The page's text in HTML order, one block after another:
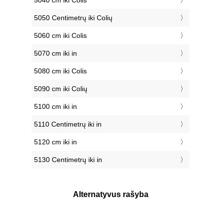
5050 Centimetrų iki Colių
5060 cm iki Colis
5070 cm iki in
5080 cm iki Colis
5090 cm iki Colių
5100 cm iki in
5110 Centimetrų iki in
5120 cm iki in
5130 Centimetrų iki in
Alternatyvus rašyba